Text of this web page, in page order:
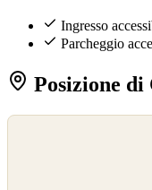
Ingresso
Parcheggio
Posizione